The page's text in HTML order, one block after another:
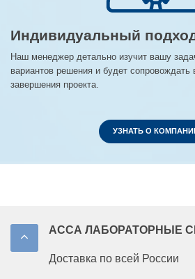
Индивидуальный
Наш менеджер детально изучит вашу
вариантов решения и будет сопровождать
завершения проекта.
УЗНАТЬ О
АССА ЛАБОРАТОРНЫЕ
Доставка по всей России